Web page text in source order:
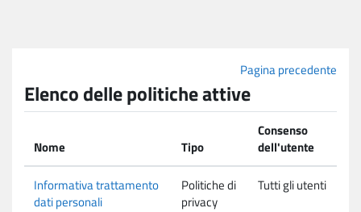
Pagina precedente
Elenco delle politiche attive
Nome Tipo
Consenso
dell'utente
Informativa trattamento
dati personali
Politiche di
privacy
Tutti gli utenti